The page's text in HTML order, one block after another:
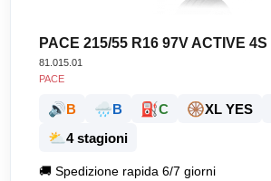
PACE 215/55 R16 97V ACTIVE 4S
81.015.01
PACE
🔊B 🌧️B ⛽C 🛞XL YES
⛅4 stagioni
🚚Spedizione rapida 6/7 giorni